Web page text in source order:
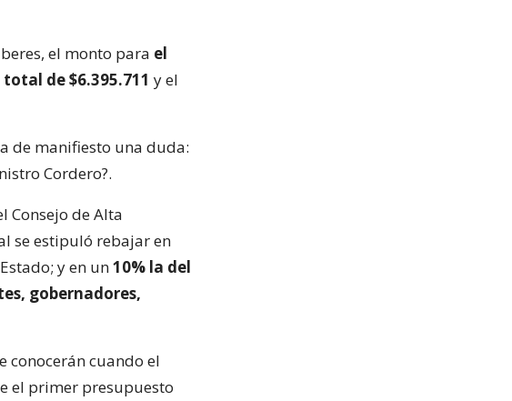
el monto para el
de $6.395.711 y el
de manifiesto una duda:
Cordero?.
Consejo de Alta
se estipuló rebajar en
y en un10% la del
gobernadores,
conocerán cuando el
el primer presupuesto